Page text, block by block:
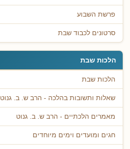
פרשת השבוע
סרטונים לכבוד שבת
הלכות שבת
הלכות שבת
שאלות ותשובות בהלכה - הרב ש. ב. גנוט
מאמרים הלכתיים - הרב ש. ב. גנוט
חגים ומועדים וימים מיוחדים